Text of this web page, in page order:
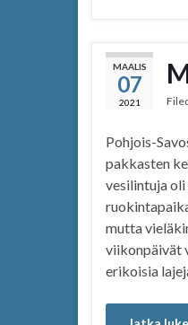
c
e
b
o
o
i
t
MAALIS
07
2021
Pohjois-
pakkasten
vesilintuja oli
mutta
viikonpäivät
erikoisia